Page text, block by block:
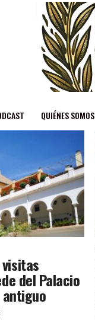
QUIÉNES SOMOS
visitas
del Palacio
antiguo